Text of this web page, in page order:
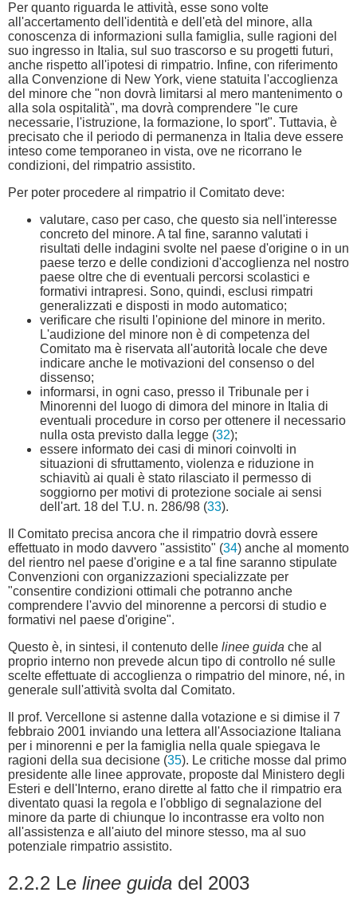
Per quanto riguarda le attività, esse sono volte
all'accertamento dell'identità e dell'età del minore, alla
conoscenza di informazioni sulla famiglia, sulle ragioni del
suo ingresso in Italia, sul suo trascorso e su progetti futuri,
anche rispetto all'ipotesi di rimpatrio. Infine, con riferimento
alla Convenzione di New York, viene statuita l'accoglienza
del minore che "non dovrà limitarsi al mero mantenimento o
alla sola ospitalità", ma dovrà comprendere "le cure
necessarie, l'istruzione, la formazione, lo sport". Tuttavia, è
precisato che il periodo di permanenza in Italia deve essere
inteso come temporaneo in vista, ove ne ricorrano le
condizioni, del rimpatrio assistito.
Per poter procedere al rimpatrio il Comitato deve:
valutare, caso per caso, che questo sia nell'interesse
concreto del minore. A tal fine, saranno valutati i
risultati delle indagini svolte nel paese d'origine o in un
paese terzo e delle condizioni d'accoglienza nel nostro
paese oltre che di eventuali percorsi scolastici e
formativi intrapresi. Sono, quindi, esclusi rimpatri
generalizzati e disposti in modo automatico;
verificare che risulti l'opinione del minore in merito.
L'audizione del minore non è di competenza del
Comitato ma è riservata all'autorità locale che deve
indicare anche le motivazioni del consenso o del
dissenso;
informarsi, in ogni caso, presso il Tribunale per i
Minorenni del luogo di dimora del minore in Italia di
eventuali procedure in corso per ottenere il necessario
nulla osta previsto dalla legge (32);
essere informato dei casi di minori coinvolti in
situazioni di sfruttamento, violenza e riduzione in
schiavitù ai quali è stato rilasciato il permesso di
soggiorno per motivi di protezione sociale ai sensi
dell'art. 18 del T.U. n. 286/98 (33).
Il Comitato precisa ancora che il rimpatrio dovrà essere
effettuato in modo davvero "assistito" (34) anche al momento
del rientro nel paese d'origine e a tal fine saranno stipulate
Convenzioni con organizzazioni specializzate per
"consentire condizioni ottimali che potranno anche
comprendere l'avvio del minorenne a percorsi di studio e
formativi nel paese d'origine".
Questo è, in sintesi, il contenuto delle linee guida che al
proprio interno non prevede alcun tipo di controllo né sulle
scelte effettuate di accoglienza o rimpatrio del minore, né, in
generale sull'attività svolta dal Comitato.
Il prof. Vercellone si astenne dalla votazione e si dimise il 7
febbraio 2001 inviando una lettera all'Associazione Italiana
per i minorenni e per la famiglia nella quale spiegava le
ragioni della sua decisione (35). Le critiche mosse dal primo
presidente alle linee approvate, proposte dal Ministero degli
Esteri e dell'Interno, erano dirette al fatto che il rimpatrio era
diventato quasi la regola e l'obbligo di segnalazione del
minore da parte di chiunque lo incontrasse era volto non
all'assistenza e all'aiuto del minore stesso, ma al suo
potenziale rimpatrio assistito.
2.2.2 Le linee guida del 2003